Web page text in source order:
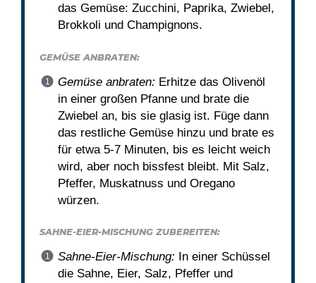
das Gemüse: Zucchini, Paprika, Zwiebel,
Brokkoli und Champignons.
GEMÜSE ANBRATEN:
Gemüse anbraten: Erhitze das Olivenöl
in einer großen Pfanne und brate die
Zwiebel an, bis sie glasig ist. Füge dann
das restliche Gemüse hinzu und brate es
für etwa 5-7 Minuten, bis es leicht weich
wird, aber noch bissfest bleibt. Mit Salz,
Pfeffer, Muskatnuss und Oregano
würzen.
SAHNE-EIER-MISCHUNG ZUBEREITEN:
Sahne-Eier-Mischung: In einer Schüssel
die Sahne, Eier, Salz, Pfeffer und